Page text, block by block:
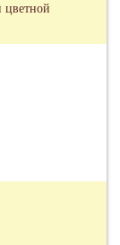
цветной